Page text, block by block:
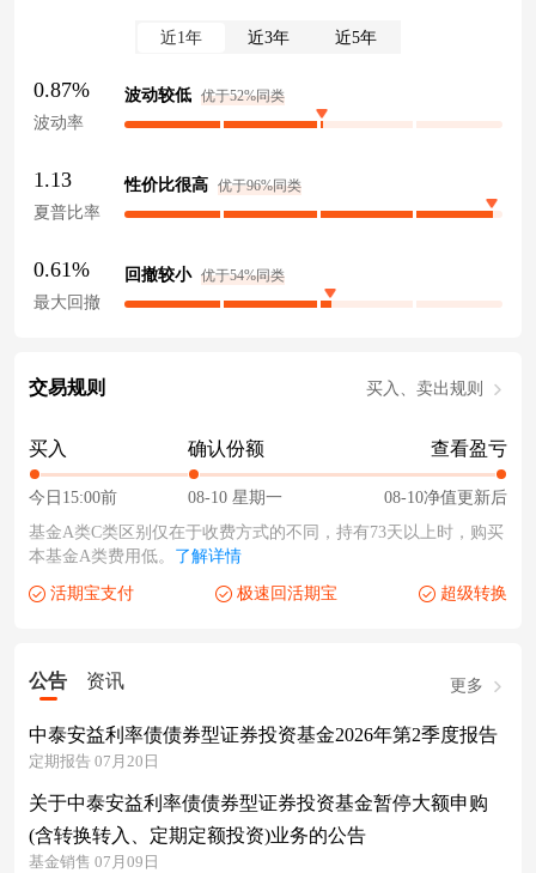
近1年 近3年 近5年
0.87%
波动率
波动较低 优于52%同类
1.13
夏普比率
性价比很高 优于96%同类
0.61%
最大回撤
回撤较小 优于54%同类
交易规则 买入、卖出规则
买入
今日15:00前
确认份额
08-10 星期一
查看盈亏
08-10净值更新后
基金A类C类区别仅在于收费方式的不同，持有73天以上时，购买
本基金A类费用低。 了解详情
活期宝支付 极速回活期宝 超级转换
公告 资讯 更多
中泰安益利率债债券型证券投资基金2026年第2季度报告
定期报告 07月20日
关于中泰安益利率债债券型证券投资基金暂停大额申购
(含转换转入、定期定额投资)业务的公告
基金销售 07月09日